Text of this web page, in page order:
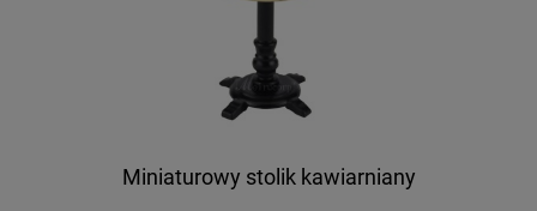
Miniaturowy stolik kawiarniany